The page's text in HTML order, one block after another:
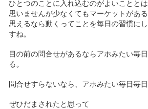
ひとつのことに入れ込むのがよいこととは
思いませんが少なくてもマーケットがある
思えるなら動くってことを毎日の習慣に
すね。
目の前の問合せがあるならアホみたい毎
る。
問合せすらないなら、アホみたい毎日毎日
ぜひだまされたと思って